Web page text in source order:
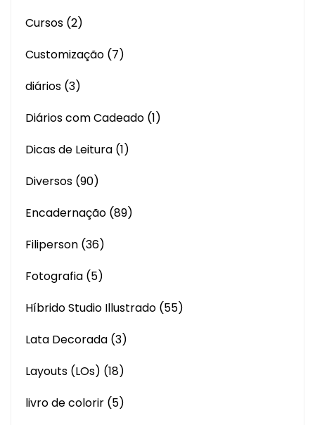
Cursos (2)
Customização (7)
diários (3)
Diários com Cadeado (1)
Dicas de Leitura (1)
Diversos (90)
Encadernação (89)
Filiperson (36)
Fotografia (5)
Híbrido Studio Illustrado (55)
Lata Decorada (3)
Layouts (LOs) (18)
livro de colorir (5)